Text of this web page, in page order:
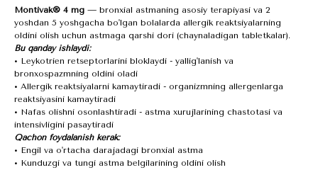
Montivak® 4 mg — bronxial astmaning asosiy terapiyasi va 2
yoshdan 5 yoshgacha bo'lgan bolalarda allergik reaktsiyalarning
oldini olish uchun astmaga qarshi dori (chaynaladigan tabletkalar).
Bu qanday ishlaydi:
• Leykotrien retseptorlarini bloklaydi - yallig'lanish va
bronxospazmning oldini oladi
• Allergik reaktsiyalarni kamaytiradi - organizmning allergenlarga
reaktsiyasini kamaytiradi
• Nafas olishni osonlashtiradi - astma xurujlarining chastotasi va
intensivligini pasaytiradi
Qachon foydalanish kerak:
• Engil va o'rtacha darajadagi bronxial astma
• Kunduzgi va tungi astma belgilarining oldini olish